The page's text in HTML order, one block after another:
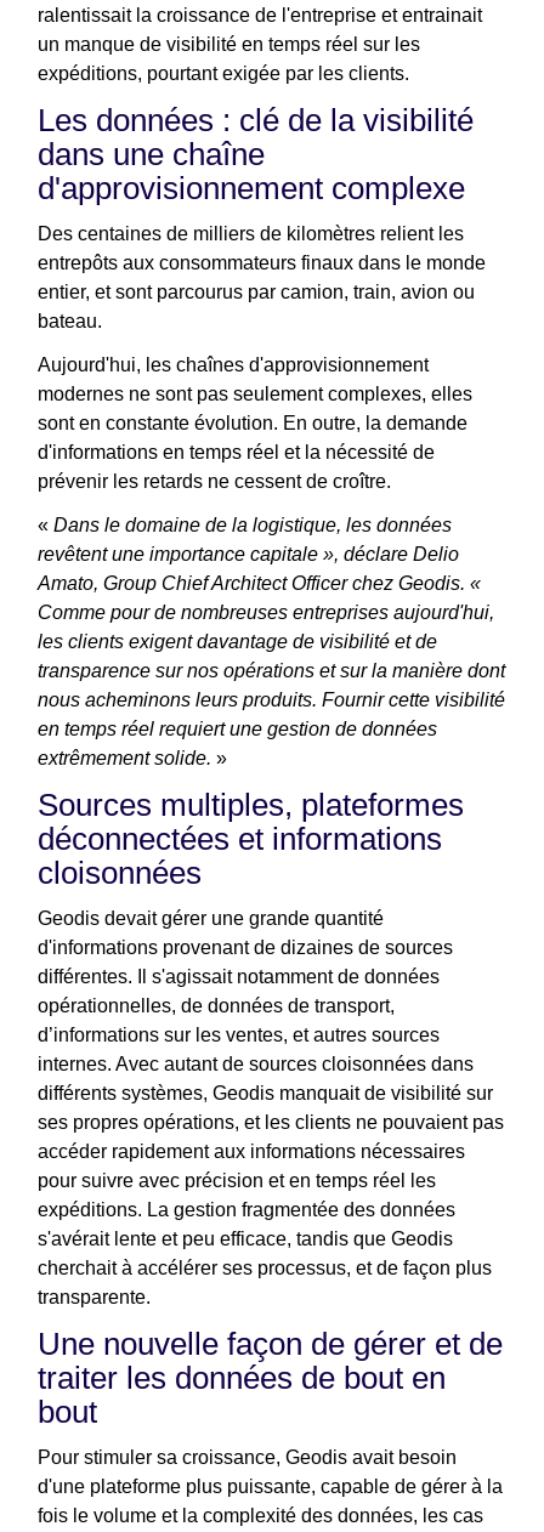
ralentissait la croissance de l'entreprise et entrainait
un manque de visibilité en temps réel sur les
expéditions, pourtant exigée par les clients.
Les données : clé de la visibilité
dans une chaîne
d'approvisionnement complexe
Des centaines de milliers de kilomètres relient les
entrepôts aux consommateurs finaux dans le monde
entier, et sont parcourus par camion, train, avion ou
bateau.
Aujourd'hui, les chaînes d'approvisionnement
modernes ne sont pas seulement complexes, elles
sont en constante évolution. En outre, la demande
d'informations en temps réel et la nécessité de
prévenir les retards ne cessent de croître.
« Dans le domaine de la logistique, les données
revêtent une importance capitale », déclare Delio
Amato, Group Chief Architect Officer chez Geodis. «
Comme pour de nombreuses entreprises aujourd'hui,
les clients exigent davantage de visibilité et de
transparence sur nos opérations et sur la manière dont
nous acheminons leurs produits. Fournir cette visibilité
en temps réel requiert une gestion de données
extrêmement solide. »
Sources multiples, plateformes
déconnectées et informations
cloisonnées
Geodis devait gérer une grande quantité
d'informations provenant de dizaines de sources
différentes. Il s'agissait notamment de données
opérationnelles, de données de transport,
d’informations sur les ventes, et autres sources
internes. Avec autant de sources cloisonnées dans
différents systèmes, Geodis manquait de visibilité sur
ses propres opérations, et les clients ne pouvaient pas
accéder rapidement aux informations nécessaires
pour suivre avec précision et en temps réel les
expéditions. La gestion fragmentée des données
s'avérait lente et peu efficace, tandis que Geodis
cherchait à accélérer ses processus, et de façon plus
transparente.
Une nouvelle façon de gérer et de
traiter les données de bout en
bout
Pour stimuler sa croissance, Geodis avait besoin
d'une plateforme plus puissante, capable de gérer à la
fois le volume et la complexité des données, les cas